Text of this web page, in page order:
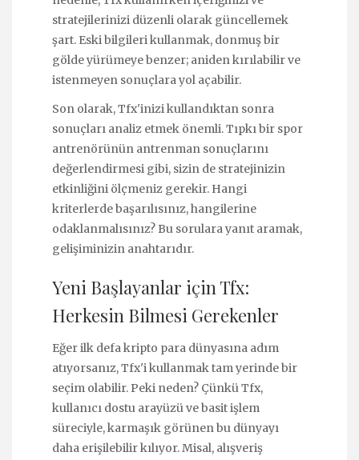
stratejilerinizi düzenli olarak güncellemek
şart. Eski bilgileri kullanmak, donmuş bir
gölde yürümeye benzer; aniden kırılabilir ve
istenmeyen sonuçlara yol açabilir.
Son olarak, Tfx'inizi kullandıktan sonra
sonuçları analiz etmek önemli. Tıpkı bir spor
antrenörünün antrenman sonuçlarını
değerlendirmesi gibi, sizin de stratejinizin
etkinliğini ölçmeniz gerekir. Hangi
kriterlerde başarılısınız, hangilerine
odaklanmalısınız? Bu sorulara yanıt aramak,
gelişiminizin anahtarıdır.
Yeni Başlayanlar için Tfx:
Herkesin Bilmesi Gerekenler
Eğer ilk defa kripto para dünyasına adım
atıyorsanız, Tfx'i kullanmak tam yerinde bir
seçim olabilir. Peki neden? Çünkü Tfx,
kullanıcı dostu arayüzü ve basit işlem
süreciyle, karmaşık görünen bu dünyayı
daha erişilebilir kılıyor. Misal, alışveriş